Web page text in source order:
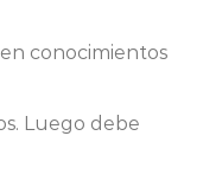
conocimientos
Luego debe